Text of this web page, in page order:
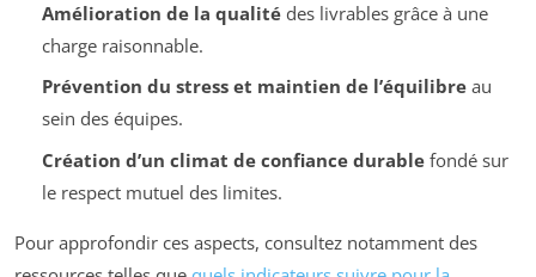
Amélioration de la qualitédes livrables grâce à une
charge raisonnable.
Prévention du stress et maintien de l’équilibreau
sein des équipes.
Création d’un climat de confiance durablefondé sur
le respect mutuel des limites.
Pour approfondir ces aspects, consultez notamment des